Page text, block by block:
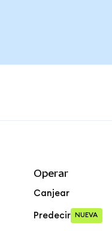
Operar
Canjear
Predecir NUEVA